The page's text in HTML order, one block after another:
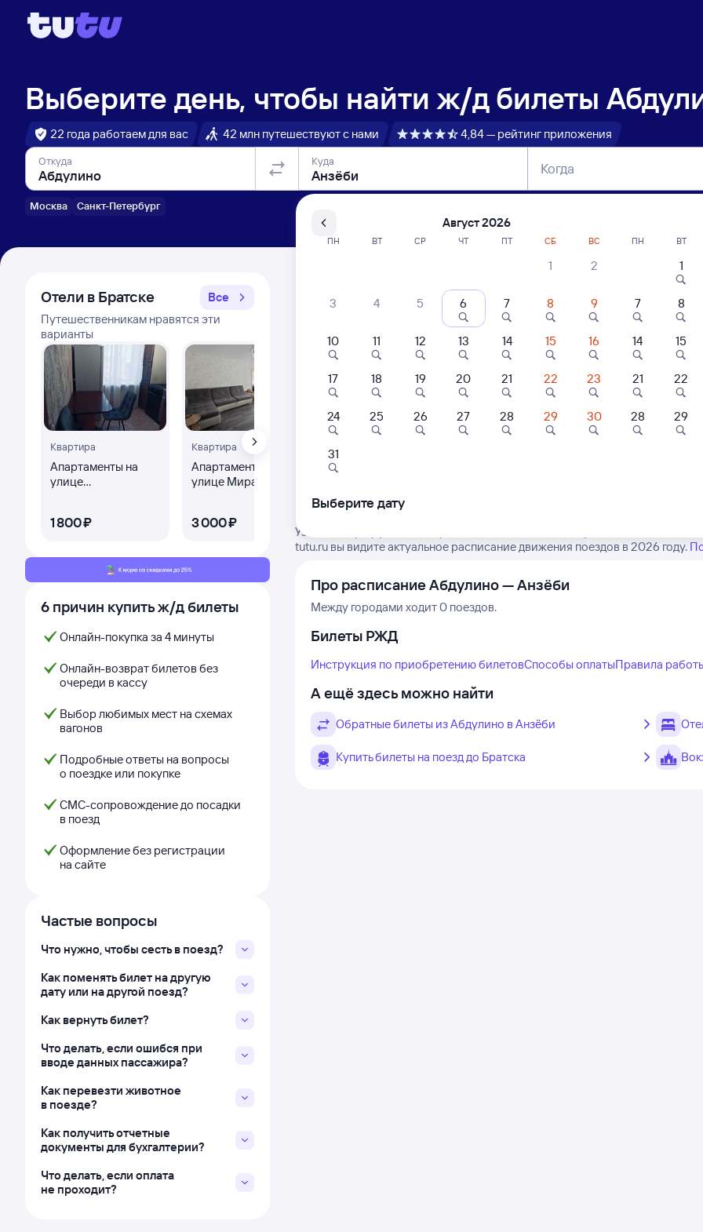
Выберите день, чтобы найти ж/д билеты
22 года работаем для вас 42 млн путешествуют с нами 4,84 — рейтинг приложения
Откуда
Москва Санкт-Петербург
Куда Когда
Отели в Братске
Все
Путешественникам нравятся эти
варианты
Квартира
Апартаменты на
улице
1 ⁠800 ⁠₽
Квартира
Апартаменты на
улице Мира 13
3 ⁠000 ⁠₽
Солнечный
Кешбэк 128
8,3
6 причин купить ж/д билеты
Онлайн-покупка за 4 минуты
Онлайн-возврат билетов без
очереди в кассу
Выбор любимых мест на схемах
вагонов
Подробные ответы на вопросы
о поездке или покупке
СМС-сопровождение до посадки
в поезд
Оформление без регистрации
на сайте
Частые вопросы
Что нужно, чтобы сесть в поезд?
Как поменять билет на другую
дату или на другой поезд?
Как вернуть билет?
Что делать, если ошибся при
вводе данных пассажира?
Как перевезти животное
в поезде?
Как получить отчетные
документы для бухгалтерии?
Что делать, если оплата
не проходит?
Расписание поездов Абдулино — Анзёби
Нет рейсов по этому
Узнайте маршрут пассажирских поездов РЖД из Абдулино в Анзёби.
tutu.ru вы видите актуальное расписание движения поездов в 2026 году.
Про расписание Абдулино — Анзёби
Между городами ходит 0 поездов.
Билеты РЖД
Инструкция по приобретению билетовСпособы оплатыПравила
А ещё здесь можно найти
Обратные билеты из Абдулино в Анзёби
Купить билеты на поезд до Братска
Август 2026
ПН ВТ СР ЧТ ПТ СБ ВС
1 2
3 4 5 6 7 8 9
10 11 12 13 14 15 16
17 18 19 20 21 22 23
24 25 26 27 28 29 30
31
ПН ВТ
1
7 8
14 15
21 22
28 29
Выберите дату